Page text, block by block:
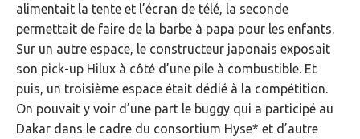
alimentait la tente et l’écran de télé, la seconde
permettait de faire de la barbe à papa pour les enfants.
Sur un autre espace, le constructeur japonais exposait
son pick-up Hilux à côté d’une pile à combustible. Et
puis, un troisième espace était dédié à la compétition.
On pouvait y voir d’une part le buggy qui a participé au
Dakar dans le cadre du consortium Hyse* et d’autre